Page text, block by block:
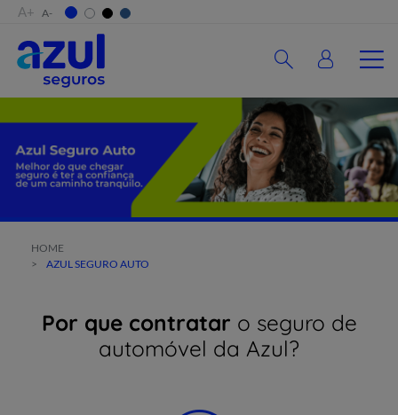
A+ A-
HOME
>
AZUL SEGURO AUTO
Por que contratar o seguro de
automóvel da Azul?